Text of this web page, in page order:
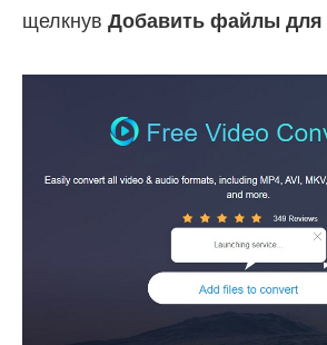
щелкнув Добавить файлы для